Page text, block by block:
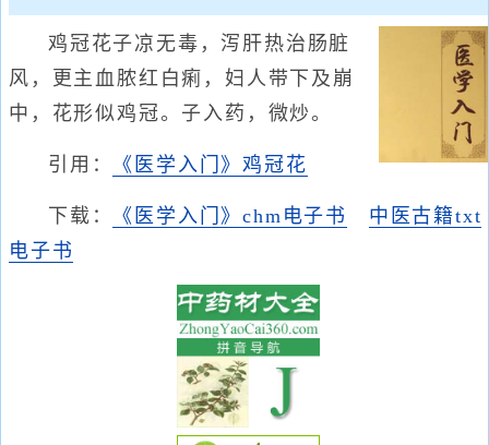
鸡冠花子凉无毒，泻肝热治肠脏
风，更主血脓红白痢，妇人带下及崩
中，花形似鸡冠。子入药，微炒。
引用： 《医学入门》鸡冠花
下载： 《医学入门》chm电子书
中医古籍txt
电子书